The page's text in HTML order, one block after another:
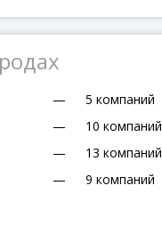
— 5 компаний
— 10 компаний
— 13 компаний
— 9 компаний